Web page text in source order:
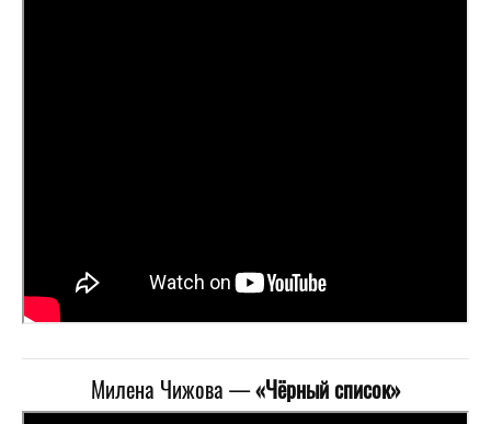
Милена Чижова —«Чёрный список»